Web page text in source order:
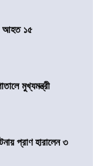
আহত ১৫
মুখ্যমন্ত্রী
প্রাণ হারালেন ৩